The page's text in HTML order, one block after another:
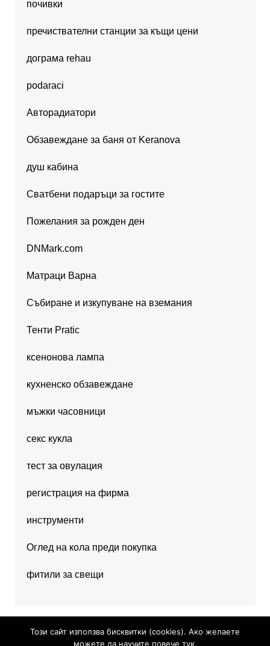
почивки
пречиствателни станции за къщи цени
дограма rehau
podaraci
Авторадиатори
Обзавеждане за баня от Keranova
душ кабина
Сватбени подаръци за гостите
Пожелания за рожден ден
DNMark.com
Матраци Варна
Събиране и изкупуване на вземания
Тенти Pratic
ксенонова лампа
кухненско обзавеждане
мъжки часовници
секс кукла
тест за овулация
регистрация на фирма
инструменти
Оглед на кола преди покупка
фитили за свещи
Този сайт използва бисквитки (cookies). Ако желаете
можете да научите повече тук.